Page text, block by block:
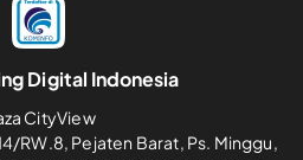
Digital Indonesia
CityView
RW.8, Pejaten Barat, Ps. Minggu,